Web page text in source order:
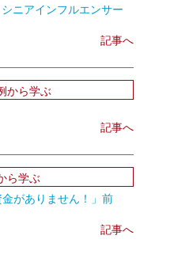
ニアインフルエンサー
記事へ
から学ぶ
記事へ
ら学ぶ
がありません！」前
記事へ